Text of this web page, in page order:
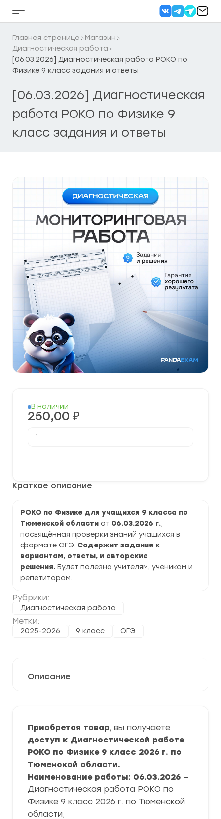
Кнопка
бокового
меню
Главная страница
Магазин
Диагностическая работа
[06.03.2026] Диагностическая работа РОКО по
Физике 9 класс задания и ответы
[06.03.2026] Диагностическая
работа РОКО по Физике 9
класс задания и ответы
Краткое описание
РОКО по Физике для учащихся 9 класса по
Тюменской области от 06.03.2026 г.,
посвящённая проверки знаний учащихся в
формате ОГЭ. Содержит задания к
вариантам, ответы, и авторские
решения. Будет полезна учителям, ученикам и
репетиторам.
Рубрики:
Диагностическая работа
Метки:
2025-2026 9 класс ОГЭ
В наличии
250,00 ₽
товара
Физике
задания
и
ответы
Описание
Приобретая товар, вы получаете
доступ к Диагностической работе
РОКО по Физике 9 класс 2026 г. по
Тюменской области.
Наименование работы: 06.03.2026 —
Диагностическая работа РОКО по
Физике 9 класс 2026 г. по Тюменской
области;